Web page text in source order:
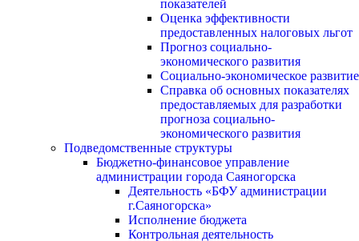
показателей
Оценка эффективности
предоставленных налоговых льгот
Прогноз социально-
экономического развития
Социально-экономическое развитие
Справка об основных показателях
предоставляемых для разработки
прогноза социально-
экономического развития
Подведомственные структуры
Бюджетно-финансовое управление
администрации города Саяногорска
Деятельность «БФУ администрации
г.Саяногорска»
Исполнение бюджета
Контрольная деятельность